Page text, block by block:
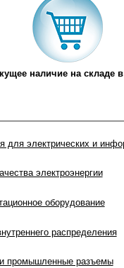
наличие на складе
для электрических и
электроэнергии
оборудование
распределения
промышленные разъемы